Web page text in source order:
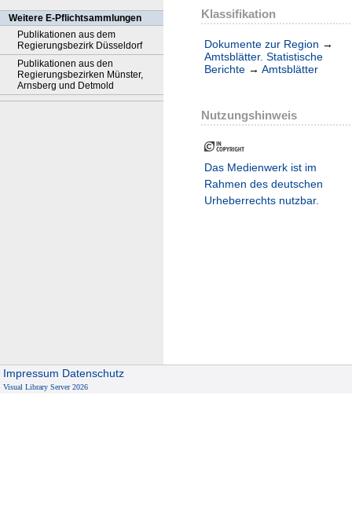
Weitere E-Pflichtsammlungen
Publikationen aus dem
Regierungsbezirk Düsseldorf
Publikationen aus den
Regierungsbezirken Münster,
Arnsberg und Detmold
Klassifikation
Dokumente zur Region →
Amtsblätter. Statistische
Berichte → Amtsblätter
Nutzungshinweis
Das Medienwerk ist im
Rahmen des deutschen
Urheberrechts nutzbar.
Impressum Datenschutz
Visual Library Server 2026